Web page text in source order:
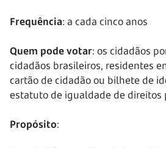
Frequência: a cada cinco anos
Quem pode votar: os cidadãos
cidadãos brasileiros, residentes
cartão de cidadão ou bilhete de
estatuto de igualdade de direitos
Propósito: